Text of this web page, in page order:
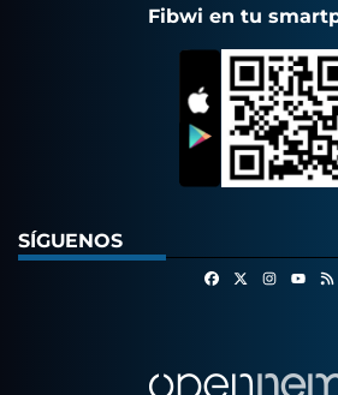
Fibwi en tu
SÍGUENOS
Facebook